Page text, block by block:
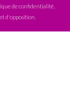
de confidentialité
d'opposition.